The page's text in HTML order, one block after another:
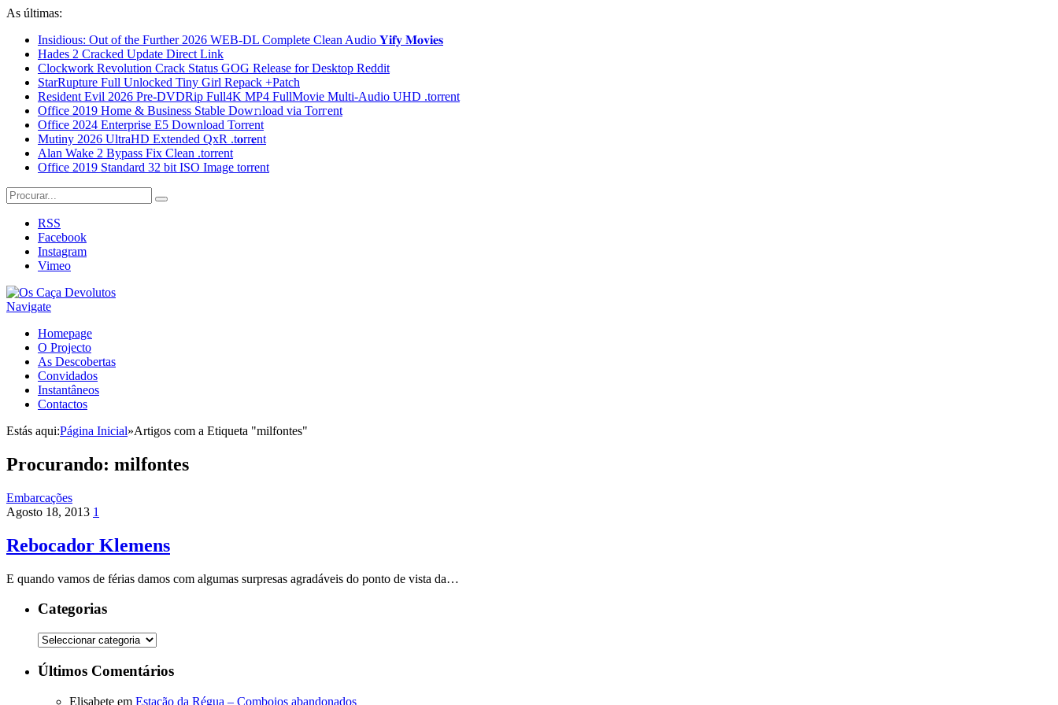
As últimas:
Insidious: Out of the Further 2026 WEB-DL Complete Clean Audio 𝐘𝐢𝐟𝐲 𝐌𝐨𝐯𝐢𝐞𝐬
Hades 2 Cracked Update Direct Link
Clockwork Revolution Crack Status GOG Release for Desktop Reddit
StarRupture Full Unlocked Tiny Girl Repack +Patch
Resident Evil 2026 Pre-DVDRip Full4K MP4 FullMovie Multi-Audio UHD .torrent
Office 2019 Home & Business Stable Dow𝚗load via Torгent
Office 2024 Enterprise E5 Dоwnlоad Torrent
Mutiny 2026 UltraHD Extended QxR .t𝐨rr𝐞nt
Alan Wake 2 Bypass Fix Clean .torrent
Office 2019 Standard 32 bit ISO Image torrent
RSS
Facebook
Instagram
Vimeo
Navigate
Homepage
O Projecto
As Descobertas
Convidados
Instantâneos
Contactos
Estás aqui:Página Inicial»Artigos com a Etiqueta "milfontes"
Procurando: milfontes
Embarcações
Agosto 18, 2013 1
Rebocador Klemens
E quando vamos de férias damos com algumas surpresas agradáveis do ponto de vista da…
Categorias
Categorias
Últimos Comentários
Elisabete em Estação da Régua – Comboios abandonados